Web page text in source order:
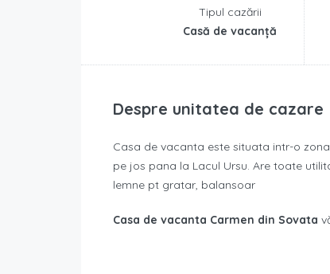
Tipul cazării
Casă de vacanță
Despre unitatea de cazare
Casa de vacanta este situata intr-o
pe jos pana la Lacul Ursu. Are toate
lemne pt gratar, balansoar
Casa de vacanta Carmen din Sovata